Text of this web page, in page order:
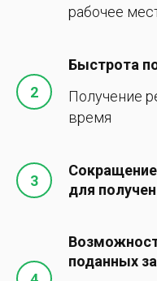
рабочее
Быстрота
Получение
время
для
поданных